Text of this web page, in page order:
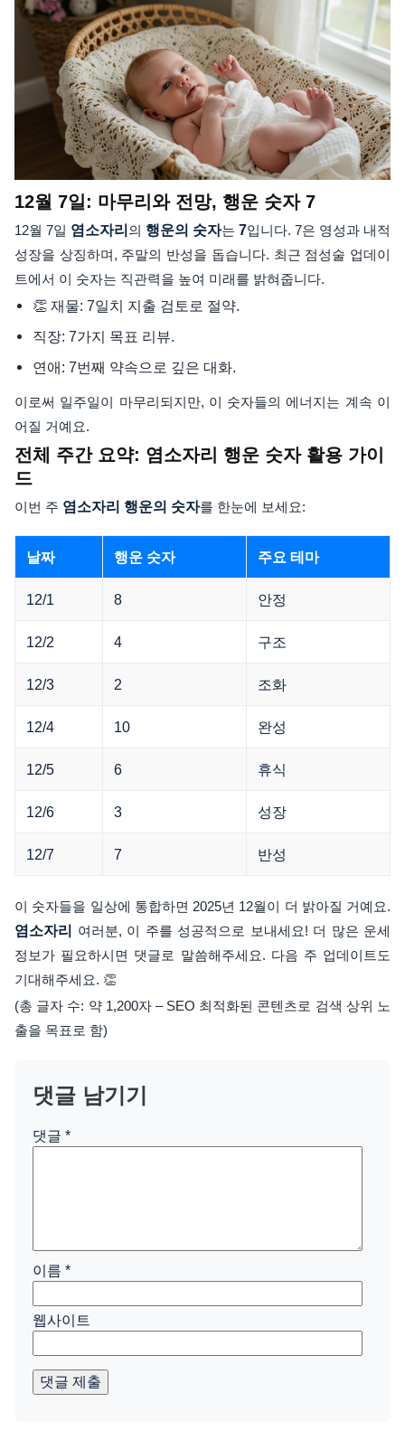
12월 7일: 마무리와 전망, 행운 숫자 7
12월 7일 염소자리 의 행운의 숫자는 7입니다. 7은 영성과 내적
성장을 상징하며, 주말의 반성을 돕습니다. 최근 점성술 업데이
트에서 이 숫자는 직관력을 높여 미래를 밝혀줍니다.
👏 재물: 7일치 지출 검토로 절약.
직장: 7가지 목표 리뷰.
연애: 7번째 약속으로 깊은 대화.
이로써 일주일이 마무리되지만, 이 숫자들의 에너지는 계속 이
어질 거예요.
전체 주간 요약: 염소자리 행운 숫자 활용 가이
드
이번 주 염소자리 행운의 숫자를 한눈에 보세요:
날짜 행운 숫자 주요 테마
12/1 8 안정
12/2 4 구조
12/3 2 조화
12/4 10 완성
12/5 6 휴식
12/6 3 성장
12/7 7 반성
이 숫자들을 일상에 통합하면 2025년 12월이 더 밝아질 거예요.
염소자리
여러분, 이 주를 성공적으로 보내세요! 더 많은 운세
정보가 필요하시면 댓글로 말씀해주세요. 다음 주 업데이트도
기대해주세요. 👏
(총 글자 수: 약 1,200자 – SEO 최적화된 콘텐츠로 검색 상위 노
출을 목표로 함)
댓글 남기기
댓글 *
이름 *
웹사이트
댓글 제출